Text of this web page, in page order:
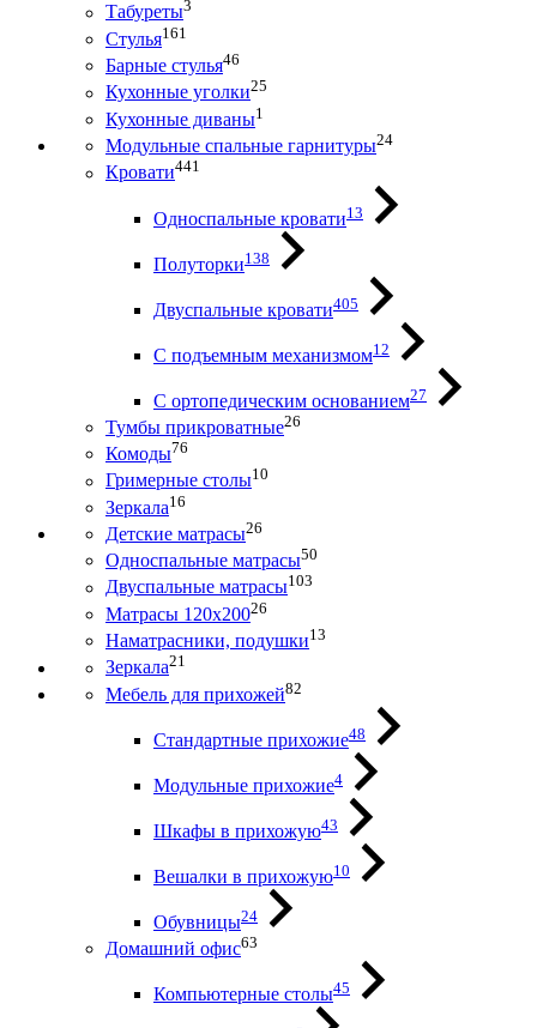
Табуреты3
Стулья161
Барные стулья46
Кухонные уголки25
Кухонные диваны1
Модульные спальные гарнитуры24
Кровати441
Односпальные кровати13
Полуторки138
Двуспальные кровати405
С подъемным механизмом12
С ортопедическим основанием27
Тумбы прикроватные26
Комоды76
Гримерные столы10
Зеркала16
Детские матрасы26
Односпальные матрасы50
Двуспальные матрасы103
Матрасы 120х20026
Наматрасники, подушки13
Зеркала21
Мебель для прихожей82
Стандартные прихожие48
Модульные прихожие4
Шкафы в прихожую43
Вешалки в прихожую10
Обувницы24
Домашний офис63
Компьютерные столы45